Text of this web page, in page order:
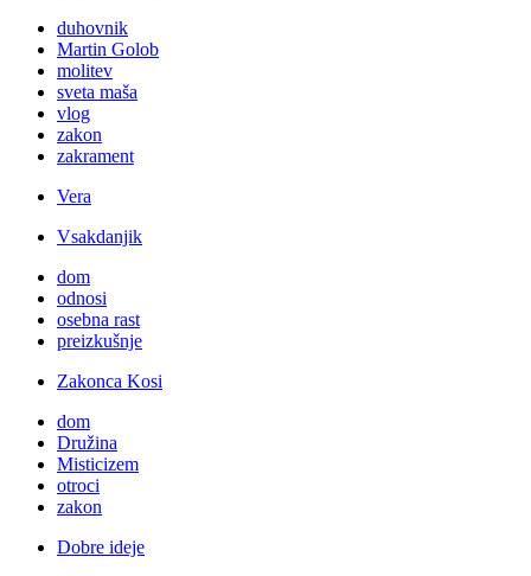
duhovnik
Martin Golob
molitev
sveta maša
vlog
zakon
zakrament
Vera
Vsakdanjik
dom
odnosi
osebna rast
preizkušnje
Zakonca Kosi
dom
Družina
Misticizem
otroci
zakon
Dobre ideje